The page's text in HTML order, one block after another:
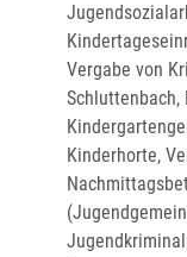
Vergabe von
Schluttenbach,
Kinderhorte,